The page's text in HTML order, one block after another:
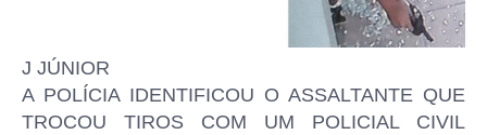
J JÚNIOR
A POLÍCIA IDENTIFICOU O ASSALTANTE QUE
TROCOU TIROS COM UM POLICIAL CIVIL